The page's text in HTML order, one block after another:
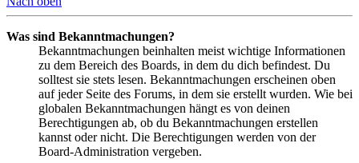
Was sind Bekanntmachungen?
Bekanntmachungen beinhalten meist wichtige Informationen
zu dem Bereich des Boards, in dem du dich befindest. Du
solltest sie stets lesen. Bekanntmachungen erscheinen oben
auf jeder Seite des Forums, in dem sie erstellt wurden. Wie bei
globalen Bekanntmachungen hängt es von deinen
Berechtigungen ab, ob du Bekanntmachungen erstellen
kannst oder nicht. Die Berechtigungen werden von der
Board-Administration vergeben.